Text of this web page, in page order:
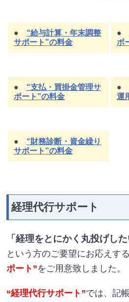
● “給与計算・年末調整
サポート”の料金
●
ポ
● “支払・買掛金管理サ
ポート”の料金
●
運
● “財務診断・資金繰り
サポート”の料金
経理代行サポート
「経理をとにかく丸投げし
という方のご要望にお応えする
ポート”をご用意致しました。
“経理代行サポート”では、記